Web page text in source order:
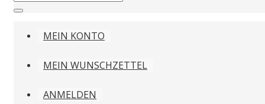
MEIN KONTO
MEIN WUNSCHZETTEL
ANMELDEN